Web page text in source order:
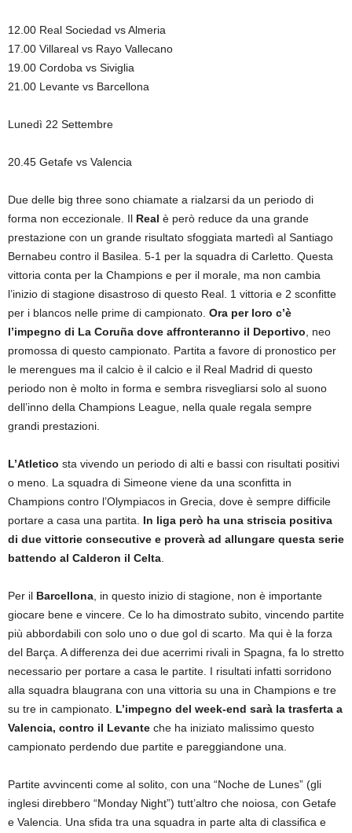
12.00 Real Sociedad vs Almeria
17.00 Villareal vs Rayo Vallecano
19.00 Cordoba vs Siviglia
21.00 Levante vs Barcellona
Lunedì 22 Settembre
20.45 Getafe vs Valencia
Due delle big three sono chiamate a rialzarsi da un periodo di
forma non eccezionale. Il Real è però reduce da una grande
prestazione con un grande risultato sfoggiata martedì al Santiago
Bernabeu contro il Basilea. 5-1 per la squadra di Carletto. Questa
vittoria conta per la Champions e per il morale, ma non cambia
l’inizio di stagione disastroso di questo Real. 1 vittoria e 2 sconfitte
per i blancos nelle prime di campionato. Ora per loro c’è
l’impegno di La Coruña dove affronteranno il Deportivo , neo
promossa di questo campionato. Partita a favore di pronostico per
le merengues ma il calcio è il calcio e il Real Madrid di questo
periodo non è molto in forma e sembra risvegliarsi solo al suono
dell’inno della Champions League, nella quale regala sempre
grandi prestazioni.
L’Atletico sta vivendo un periodo di alti e bassi con risultati positivi
o meno. La squadra di Simeone viene da una sconfitta in
Champions contro l’Olympiacos in Grecia, dove è sempre difficile
portare a casa una partita. In liga però ha una striscia positiva
di due vittorie consecutive e proverà ad allungare questa serie
battendo al Calderon il Celta
Per il Barcellona , in questo inizio di stagione, non è importante
giocare bene e vincere. Ce lo ha dimostrato subito, vincendo partite
più abbordabili con solo uno o due gol di scarto. Ma qui è la forza
del Barça. A differenza dei due acerrimi rivali in Spagna, fa lo stretto
necessario per portare a casa le partite. I risultati infatti sorridono
alla squadra blaugrana con una vittoria su una in Champions e tre
su tre in campionato. L’impegno del week-end sarà la trasferta a
Valencia, contro il Levante che ha iniziato malissimo questo
campionato perdendo due partite e pareggiandone una.
Partite avvincenti come al solito, con una “Noche de Lunes” (gli
inglesi direbbero “Monday Night”) tutt’altro che noiosa, con Getafe
e Valencia. Una sfida tra una squadra in parte alta di classifica e